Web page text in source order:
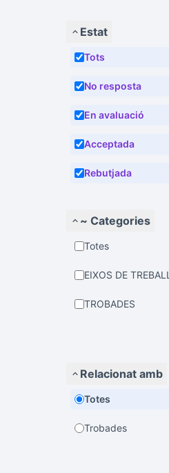
Estat
Tots
No resposta
En avaluació
Acceptada
Rebutjada
~ Categories
Totes
EIXOS DE TREBALL
TROBADES
Relacionat amb
Totes
Trobades